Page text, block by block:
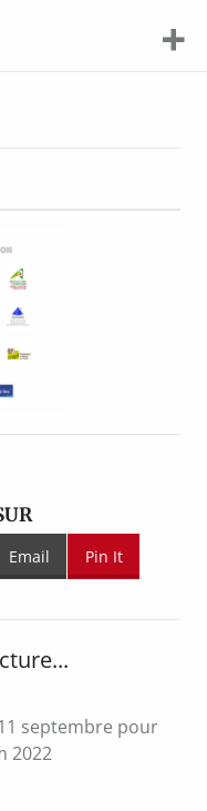
Email Pin It
septembre pour
2022